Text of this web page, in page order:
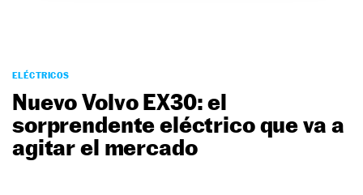
PODCAST
MOTOS
TECNOLOGÍA
SUPERCOCHES
MOTORTV
ELÉCTRICOS
Nuevo Volvo EX30: el
sorprendente eléctrico que va a
agitar el mercado